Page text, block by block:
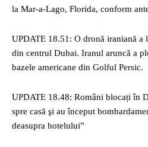
la Mar-a-Lago, Florida, conform
UPDATE 18.51: O dronă iraniană a
din centrul Dubai. Iranul aruncă a
bazele americane din Golful Persic.
UPDATE 18.48: Români blocați în
spre casă şi au început
deasupra hotelului”